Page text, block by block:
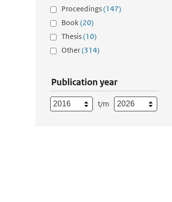
Proceedings(147)
Book(20)
Thesis(10)
Other(314)
Publication year
t/m